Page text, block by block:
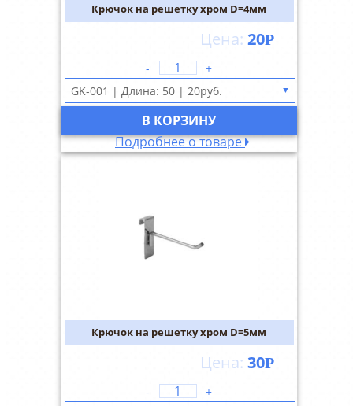
Крючок на решетку хром D=4мм
20Р
- +
В КОРЗИНУ
▼
Подробнее о товаре
Крючок на решетку хром D=5мм
30Р
- +